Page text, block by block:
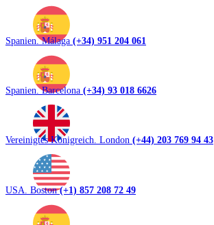
Spanien. Málaga (+34) 951 204 061
Spanien. Barcelona (+34) 93 018 6626
Vereinigtes Königreich. London (+44) 203 769 94 43
USA. Boston(+1) 857 208 72 49